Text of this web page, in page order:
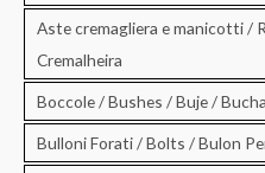
Aste cremagliera e manicotti /
Cremalheira
Boccole / Bushes / Buje / Bucha
Bulloni Forati / Bolts / Bulon